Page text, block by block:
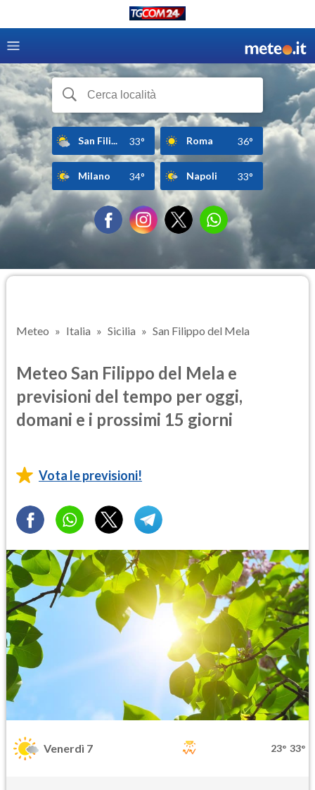
San Fili... 33° Roma 36°
Milano 34° Napoli 33°
Meteo Italia Sicilia San Filippo del Mela
Meteo San Filippo del Mela e
previsioni del tempo per oggi,
domani e i prossimi 15 giorni
Vota le previsioni!
Venerdì 7 23° 33°